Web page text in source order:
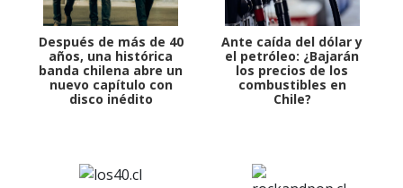
Después de más de 40
años, una histórica
banda chilena abre un
nuevo capítulo con
disco inédito
Ante caída del dólar y
el petróleo: ¿Bajarán
los precios de los
combustibles en
Chile?